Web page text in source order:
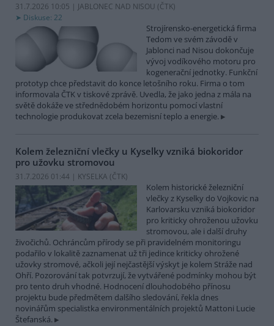
31.7.2026 10:05 | JABLONEC NAD NISOU (ČTK)
Diskuse: 22
Strojírensko-energetická firma
Tedom ve svém závodě v
Jablonci nad Nisou dokončuje
vývoj vodíkového motoru pro
kogenerační jednotky. Funkční
prototyp chce představit do konce letošního roku. Firma o tom
informovala ČTK v tiskové zprávě. Uvedla, že jako jedna z mála na
světě dokáže ve střednědobém horizontu pomocí vlastní
technologie produkovat zcela bezemisní teplo a energie.
Kolem železniční vlečky u Kyselky vzniká biokoridor
pro užovku stromovou
31.7.2026 01:44 | KYSELKA (ČTK)
Kolem historické železniční
vlečky z Kyselky do Vojkovic na
Karlovarsku vzniká biokoridor
pro kriticky ohroženou užovku
stromovou, ale i další druhy
živočichů. Ochráncům přírody se při pravidelném monitoringu
podařilo v lokalitě zaznamenat už tři jedince kriticky ohrožené
užovky stromové, ačkoli její nejčastější výskyt je kolem Stráže nad
Ohří. Pozorování tak potvrzují, že vytvářené podmínky mohou být
pro tento druh vhodné. Hodnocení dlouhodobého přínosu
projektu bude předmětem dalšího sledování, řekla dnes
novinářům specialistka environmentálních projektů Mattoni Lucie
Štefanská.